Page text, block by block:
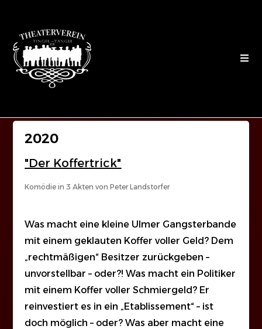
2020
"Der Koffertrick"
Komödie in 3 Akten von Peter Landstorfer
Was macht eine kleine Ulmer Gangsterbande
mit einem geklauten Koffer voller Geld? Dem
„rechtmäßigen“ Besitzer zurückgeben –
unvorstellbar – oder?! Was macht ein Politiker
mit einem Koffer voller Schmiergeld? Er
reinvestiert es in ein „Etablissement“ – ist
doch möglich – oder? Was aber macht eine